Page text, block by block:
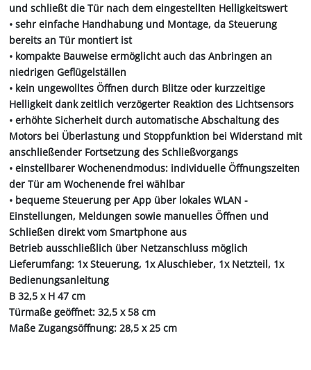
und schließt die Tür nach dem eingestellten Helligkeitswert
• sehr einfache Handhabung und Montage, da Steuerung
bereits an Tür montiert ist
• kompakte Bauweise ermöglicht auch das Anbringen an
niedrigen Geflügelställen
• kein ungewolltes Öffnen durch Blitze oder kurzzeitige
Helligkeit dank zeitlich verzögerter Reaktion des Lichtsensors
• erhöhte Sicherheit durch automatische Abschaltung des
Motors bei Überlastung und Stoppfunktion bei Widerstand mit
anschließender Fortsetzung des Schließvorgangs
• einstellbarer Wochenendmodus: individuelle Öffnungszeiten
der Tür am Wochenende frei wählbar
• bequeme Steuerung per App über lokales WLAN -
Einstellungen, Meldungen sowie manuelles Öffnen und
Schließen direkt vom Smartphone aus
Betrieb ausschließlich über Netzanschluss möglich
Lieferumfang: 1x Steuerung, 1x Aluschieber, 1x Netzteil, 1x
Bedienungsanleitung
B 32,5 x H 47 cm
Türmaße geöffnet: 32,5 x 58 cm
Maße Zugangsöffnung: 28,5 x 25 cm